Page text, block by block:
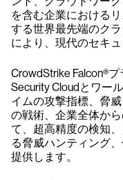
を含む企業における
する世界最先端のク
により、現代のセキ
CrowdStrike Falcon®
Security Cloudとワー
イムの攻撃指標、脅
の戦術、企業全体か
て、超高精度の検知
る脅威ハンティング
提供します。